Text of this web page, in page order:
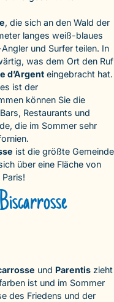
, die sich an den Wald der
langes weiß-blaues
und Surfer teilen. In
was dem Ort den Ruf
d’Argent eingebracht hat.
ist der
können Sie die
Restaurants und
die im Sommer sehr
ist die größte Gemeinde
über eine Fläche von
und Parentis zieht
ist und im Sommer
des Friedens und der